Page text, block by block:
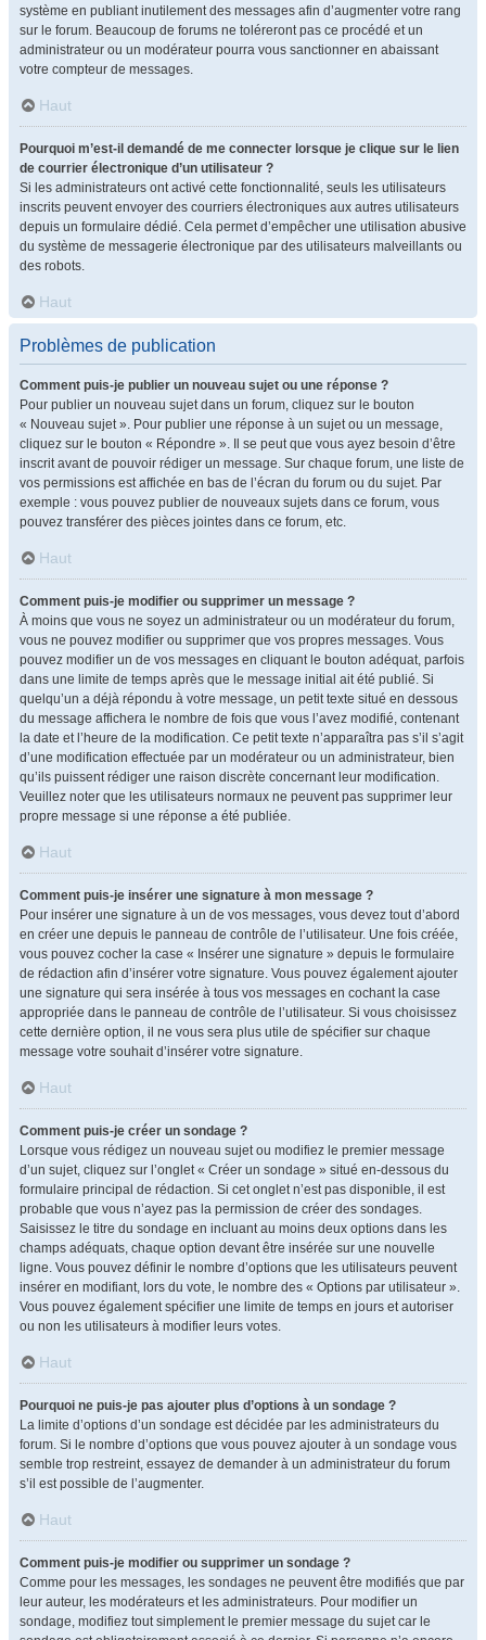
système en publiant inutilement des messages afin d’augmenter votre rang
sur le forum. Beaucoup de forums ne toléreront pas ce procédé et un
administrateur ou un modérateur pourra vous sanctionner en abaissant
votre compteur de messages.
Haut
Pourquoi m’est-il demandé de me connecter lorsque je clique sur le lien
de courrier électronique d’un utilisateur ?
Si les administrateurs ont activé cette fonctionnalité, seuls les utilisateurs
inscrits peuvent envoyer des courriers électroniques aux autres utilisateurs
depuis un formulaire dédié. Cela permet d’empêcher une utilisation abusive
du système de messagerie électronique par des utilisateurs malveillants ou
des robots.
Haut
Problèmes de publication
Comment puis-je publier un nouveau sujet ou une réponse ?
Pour publier un nouveau sujet dans un forum, cliquez sur le bouton
« Nouveau sujet ». Pour publier une réponse à un sujet ou un message,
cliquez sur le bouton « Répondre ». Il se peut que vous ayez besoin d’être
inscrit avant de pouvoir rédiger un message. Sur chaque forum, une liste de
vos permissions est affichée en bas de l’écran du forum ou du sujet. Par
exemple : vous pouvez publier de nouveaux sujets dans ce forum, vous
pouvez transférer des pièces jointes dans ce forum, etc.
Haut
Comment puis-je modifier ou supprimer un message ?
À moins que vous ne soyez un administrateur ou un modérateur du forum,
vous ne pouvez modifier ou supprimer que vos propres messages. Vous
pouvez modifier un de vos messages en cliquant le bouton adéquat, parfois
dans une limite de temps après que le message initial ait été publié. Si
quelqu’un a déjà répondu à votre message, un petit texte situé en dessous
du message affichera le nombre de fois que vous l’avez modifié, contenant
la date et l’heure de la modification. Ce petit texte n’apparaîtra pas s’il s’agit
d’une modification effectuée par un modérateur ou un administrateur, bien
qu’ils puissent rédiger une raison discrète concernant leur modification.
Veuillez noter que les utilisateurs normaux ne peuvent pas supprimer leur
propre message si une réponse a été publiée.
Haut
Comment puis-je insérer une signature à mon message ?
Pour insérer une signature à un de vos messages, vous devez tout d’abord
en créer une depuis le panneau de contrôle de l’utilisateur. Une fois créée,
vous pouvez cocher la case « Insérer une signature » depuis le formulaire
de rédaction afin d’insérer votre signature. Vous pouvez également ajouter
une signature qui sera insérée à tous vos messages en cochant la case
appropriée dans le panneau de contrôle de l’utilisateur. Si vous choisissez
cette dernière option, il ne vous sera plus utile de spécifier sur chaque
message votre souhait d’insérer votre signature.
Haut
Comment puis-je créer un sondage ?
Lorsque vous rédigez un nouveau sujet ou modifiez le premier message
d’un sujet, cliquez sur l’onglet « Créer un sondage » situé en-dessous du
formulaire principal de rédaction. Si cet onglet n’est pas disponible, il est
probable que vous n’ayez pas la permission de créer des sondages.
Saisissez le titre du sondage en incluant au moins deux options dans les
champs adéquats, chaque option devant être insérée sur une nouvelle
ligne. Vous pouvez définir le nombre d’options que les utilisateurs peuvent
insérer en modifiant, lors du vote, le nombre des « Options par utilisateur ».
Vous pouvez également spécifier une limite de temps en jours et autoriser
ou non les utilisateurs à modifier leurs votes.
Haut
Pourquoi ne puis-je pas ajouter plus d’options à un sondage ?
La limite d’options d’un sondage est décidée par les administrateurs du
forum. Si le nombre d’options que vous pouvez ajouter à un sondage vous
semble trop restreint, essayez de demander à un administrateur du forum
s’il est possible de l’augmenter.
Haut
Comment puis-je modifier ou supprimer un sondage ?
Comme pour les messages, les sondages ne peuvent être modifiés que par
leur auteur, les modérateurs et les administrateurs. Pour modifier un
sondage, modifiez tout simplement le premier message du sujet car le